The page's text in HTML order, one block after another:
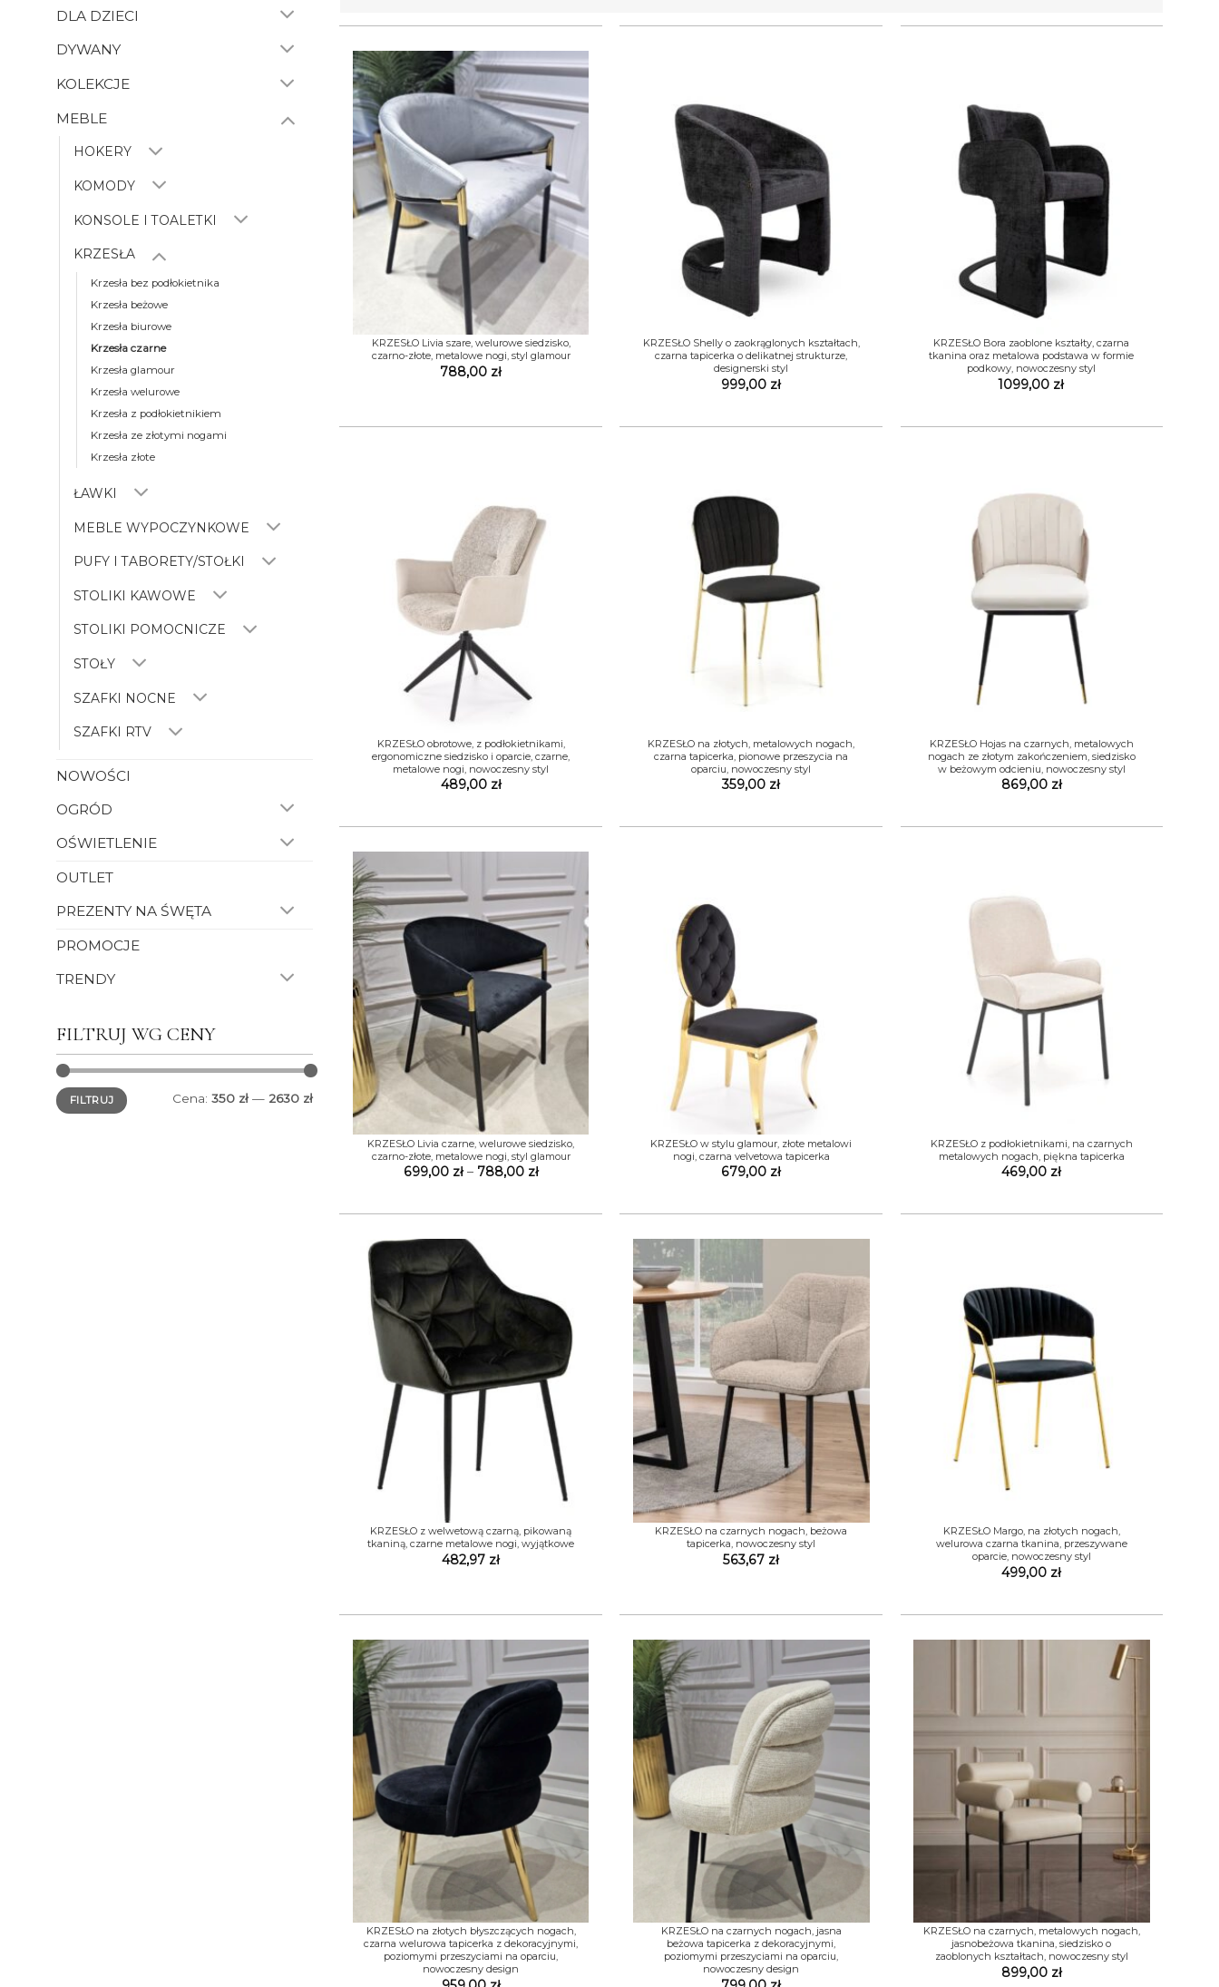
DLA DZIECI
DYWANY
KOLEKCJE
MEBLE
HOKERY
KOMODY
KONSOLE I TOALETKI
KRZESŁA
Krzesła bez podłokietnika
Krzesła beżowe
Krzesła biurowe
Krzesła czarne
Krzesła glamour
Krzesła welurowe
Krzesła z podłokietnikiem
Krzesła ze złotymi nogami
Krzesła złote
ŁAWKI
MEBLE WYPOCZYNKOWE
PUFY I TABORETY/STOŁKI
STOLIKI KAWOWE
STOLIKI POMOCNICZE
STOŁY
SZAFKI NOCNE
SZAFKI RTV
NOWOŚCI
OGRÓD
OŚWIETLENIE
OUTLET
PREZENTY NA ŚWĘTA
PROMOCJE
TRENDY
FILTRUJ WG CENY
Cena
min.
Cena
maks.FILTRUJ Cena: 350 zł— 2630 zł
KRZESŁO Livia szare, welurowe siedzisko,
czarno-złote, metalowe nogi, styl glamour
788,00 zł
KRZESŁO Shelly o zaokrąglonych kształtach,
czarna tapicerka o delikatnej strukturze,
designerski styl
999,00 zł
KRZESŁO Bora zaoblone kształty, czarna
tkanina oraz metalowa podstawa w formie
podkowy, nowoczesny styl
1099,00 zł
KRZESŁO obrotowe, z podłokietnikami,
ergonomiczne siedzisko i oparcie, czarne,
metalowe nogi, nowoczesny styl
489,00 zł
KRZESŁO na złotych, metalowych nogach,
czarna tapicerka, pionowe przeszycia na
oparciu, nowoczesny styl
359,00 zł
KRZESŁO Hojas na czarnych, metalowych
nogach ze złotym zakończeniem, siedzisko
w beżowym odcieniu, nowoczesny styl
869,00 zł
KRZESŁO Livia czarne, welurowe siedzisko,
czarno-złote, metalowe nogi, styl glamour
699,00 zł – 788,00 złZakres
do
KRZESŁO w stylu glamour, złote metalowi
nogi, czarna velvetowa tapicerka
679,00 zł
KRZESŁO z podłokietnikami, na czarnych
metalowych nogach, piękna tapicerka
469,00 zł
KRZESŁO z welwetową czarną, pikowaną
tkaniną, czarne metalowe nogi, wyjątkowe
482,97 zł
+
KRZESŁO na czarnych nogach, beżowa
tapicerka, nowoczesny styl
563,67 zł
KRZESŁO Margo, na złotych nogach,
welurowa czarna tkanina, przeszywane
oparcie, nowoczesny styl
499,00 zł
KRZESŁO na złotych błyszczących nogach,
czarna welurowa tapicerka z dekoracyjnymi,
poziomymi przeszyciami na oparciu,
nowoczesny design
KRZESŁO na czarnych nogach, jasna
beżowa tapicerka z dekoracyjnymi,
poziomymi przeszyciami na oparciu,
nowoczesny design
KRZESŁO na czarnych, metalowych nogach,
jasnobeżowa tkanina, siedzisko o
zaoblonych kształtach, nowoczesny styl
899,00 zł